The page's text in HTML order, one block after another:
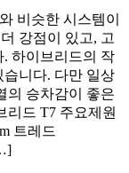
Test
Drive)
주
행
거
리
720km,
프
레
영
상
시
승
기]KG
모
빌
비슷한 시스템이
강점이 있고, 고
하이브리드의 작
니다. 다만 일상
의 승차감이 좋은
리드 T7 주요제원
트레드